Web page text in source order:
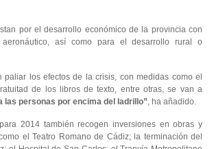
por el desarrollo económico de la provincia con
así como para el desarrollo rural o
los efectos de la crisis, con medidas como el
de los libros de texto, entre otras, se van a
las personas por encima del ladrillo”, ha añadido.
2014 también recogen inversiones en obras y
el Teatro Romano de Cádiz; la terminación del